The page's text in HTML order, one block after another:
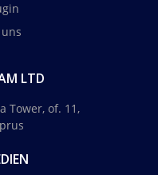
LTD
Tower, of. 11,